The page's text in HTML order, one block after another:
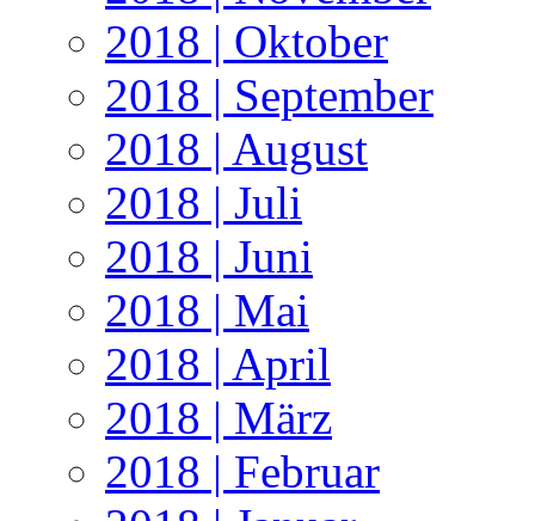
2018 | Oktober
2018 | September
2018 | August
2018 | Juli
2018 | Juni
2018 | Mai
2018 | April
2018 | März
2018 | Februar